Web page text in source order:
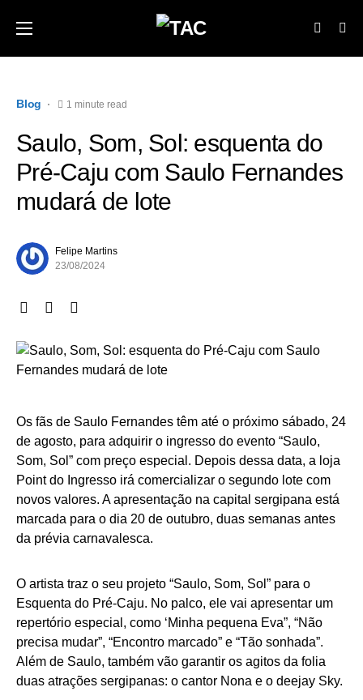
Blog 1 minute read
Saulo, Som, Sol: esquenta do
Pré-Caju com Saulo Fernandes
mudará de lote
Felipe Martins
23/08/2024
Os fãs de Saulo Fernandes têm até o próximo sábado, 24
de agosto, para adquirir o ingresso do evento “Saulo,
Som, Sol” com preço especial. Depois dessa data, a loja
Point do Ingresso irá comercializar o segundo lote com
novos valores. A apresentação na capital sergipana está
marcada para o dia 20 de outubro, duas semanas antes
da prévia carnavalesca.
O artista traz o seu projeto “Saulo, Som, Sol” para o
Esquenta do Pré-Caju. No palco, ele vai apresentar um
repertório especial, como ‘Minha pequena Eva”, “Não
precisa mudar”, “Encontro marcado” e “Tão sonhada”.
Além de Saulo, também vão garantir os agitos da folia
duas atrações sergipanas: o cantor Nona e o deejay Sky.